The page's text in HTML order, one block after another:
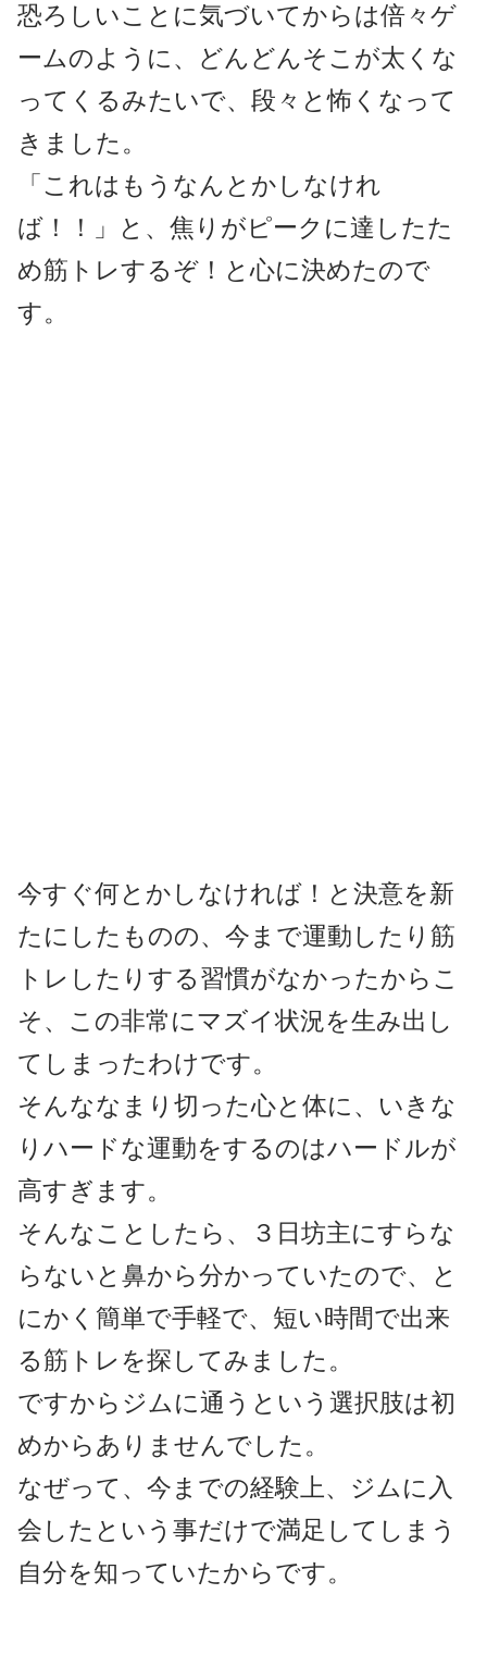
恐ろしいことに気づいてからは倍々ゲ
ームのように、どんどんそこが太くな
ってくるみたいで、段々と怖くなって
きました。
「これはもうなんとかしなけれ
ば！！」と、焦りがピークに達したた
め筋トレするぞ！と心に決めたので
す。
今すぐ何とかしなければ！と決意を新
たにしたものの、今まで運動したり筋
トレしたりする習慣がなかったからこ
そ、この非常にマズイ状況を生み出し
てしまったわけです。
そんななまり切った心と体に、いきな
りハードな運動をするのはハードルが
高すぎます。
そんなことしたら、３日坊主にすらな
らないと鼻から分かっていたので、と
にかく簡単で手軽で、短い時間で出来
る筋トレを探してみました。
ですからジムに通うという選択肢は初
めからありませんでした。
なぜって、今までの経験上、ジムに入
会したという事だけで満足してしまう
自分を知っていたからです。